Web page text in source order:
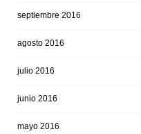
septiembre 2016
agosto 2016
julio 2016
junio 2016
mayo 2016